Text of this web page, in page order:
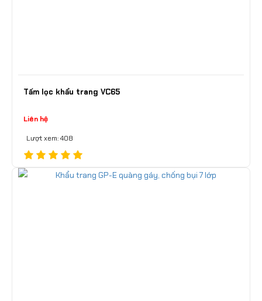
Tấm lọc khẩu trang VC65
Liên hệ
Lượt xem: 408